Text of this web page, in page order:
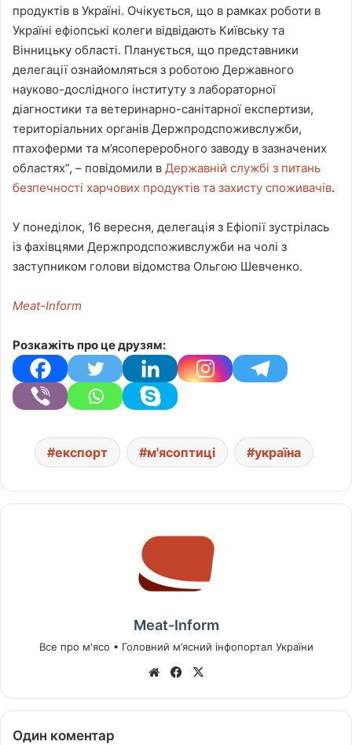
продуктів в Україні. Очікується, що в рамках роботи в
Україні ефіопські колеги відвідають Київську та
Вінницьку області. Планується, що представники
делегації ознайомляться з роботою Державного
науково-дослідного інституту з лабораторної
діагностики та ветеринарно-санітарної експертизи,
територіальних органів Держпродспоживслужби,
птахоферми та м’ясопереробного заводу в зазначених
областях”, – повідомили в Державній службі з питань
безпечності харчових продуктів та захисту споживачів.
У понеділок, 16 вересня, делегація з Ефіопії зустрілась
із фахівцями Держпродспоживслужби на чолі з
заступником голови відомства Ольгою Шевченко.
Meat-Inform
Розкажіть про це друзям:
експорт м'ясоптиці україна
Meat-Inform
Все про м'ясо • Головний м’ясний інфопортал України
We
te
Fa
bo
Один коментар